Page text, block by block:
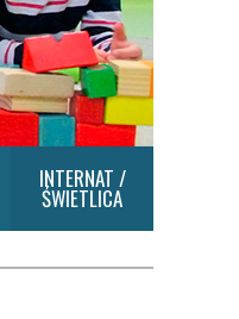
INTERNAT /
ŚWIETLICA